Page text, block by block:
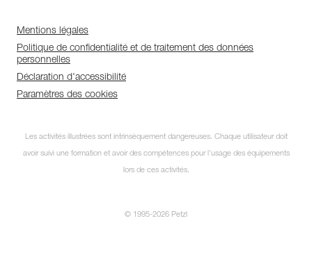
Mentions légales
Politique de confidentialité et de traitement des données
personnelles
Déclaration d'accessibilité
Paramètres des cookies
Les activités illustrées sont intrinsèquement dangereuses. Chaque utilisateur doit
avoir suivi une formation et avoir des compétences pour l’usage des équipements
lors de ces activités.
© 1995-2026 Petzl